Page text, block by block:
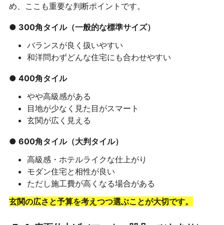
め、ここも重要な判断ポイントです。
● 300角タイル（一般的な標準サイズ）
バランスが良く扱いやすい
和洋問わずどんな住宅にも合わせやすい
● 400角タイル
やや高級感がある
目地が少なく見た目がスマート
玄関が広く見える
● 600角タイル（大判タイル）
高級感・ホテルライクな仕上がり
モダン住宅と相性が良い
ただし施工費が高くなる場合がある
玄関の広さと予算を考えつつ選ぶことが大切です。